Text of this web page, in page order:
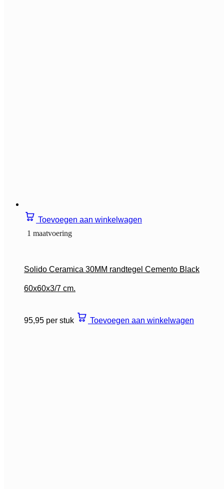
Toevoegen aan winkelwagen
1 maatvoering
Solido Ceramica 30MM randtegel Cemento Black
60x60x3/7 cm.
95,95 per stuk Toevoegen aan winkelwagen